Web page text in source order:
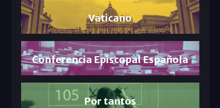
Vaticano
Conferencia Episcopal Española
Por tantos